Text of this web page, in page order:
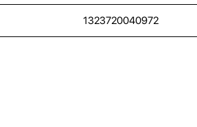
1323720040972